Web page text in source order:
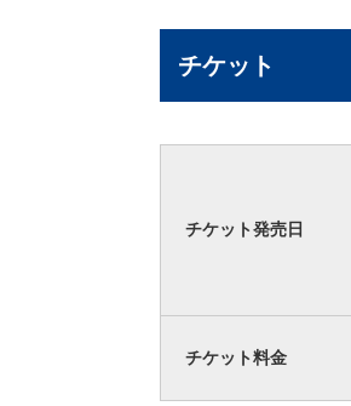
チケット
チケット発売日
チケット料金